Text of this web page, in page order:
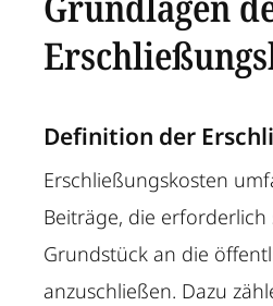
Definition der
Erschließungskosten
Beiträge, die erforderlich
Grundstück an die
anzuschließen. Dazu